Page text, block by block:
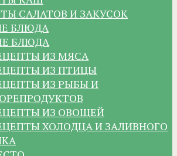
САЛАТОВ И ЗАКУСОК
БЛЮДА
БЛЮДА
ИЗ МЯСА
ИЗ ПТИЦЫ
ИЗ РЫБЫ И
ИЗ ОВОЩЕЙ
ХОЛОДЦА И ЗАЛИВНОГО